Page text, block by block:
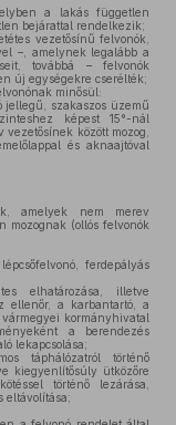
a lakás független
bejárattal rendelkezik;
vezetősínű felvonók,
–, amelynek legalább a
továbbá – felvonók
új egységekre cserélték;
minősül:
szakaszos üzemű
képest 15°-nál
között mozog,
és aknaajtóval
amelyek nem merev
mozognak (ollós felvonók
ferdepályás
elhatározása, illetve
ellenőr, a karbantartó, a
kormányhivatal
a berendezés
lekapcsolása;
táphálózatról történő
kiegyenlítősúly ütközőre
történő lezárása,
eltávolítása;